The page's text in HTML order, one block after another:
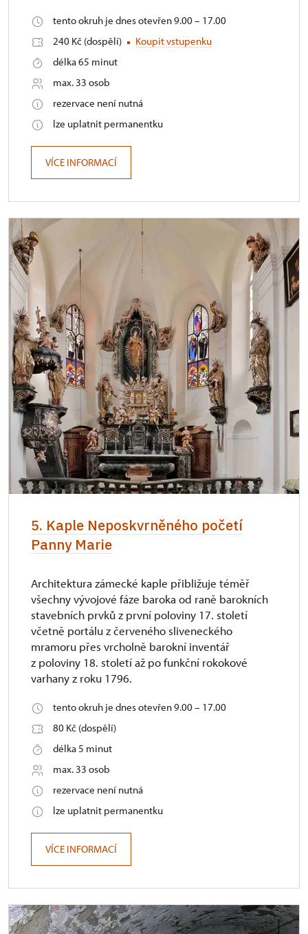
tento okruh je dnes otevřen 9.00 – 17.00
240 Kč (dospělí)
Koupit vstupenku
délka 65 minut
max. 33 osob
rezervace není nutná
lze uplatnit permanentku
VÍCE INFORMACÍ
5. Kaple Neposkvrněného početí
Panny Marie
Architektura zámecké kaple přibližuje téměř
všechny vývojové fáze baroka od raně barokních
stavebních prvků z první poloviny 17. století
včetně portálu z červeného sliveneckého
mramoru přes vrcholně barokní inventář
z poloviny 18. století až po funkční rokokové
varhany z roku 1796.
tento okruh je dnes otevřen 9.00 – 17.00
80 Kč (dospělí)
délka 5 minut
max. 33 osob
rezervace není nutná
lze uplatnit permanentku
VÍCE INFORMACÍ